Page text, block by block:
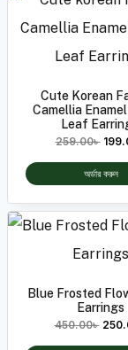
Cute Korean
Camellia
Leaf
259.00৳
অর্ডার করুন
Blue Frosted
Earrings
450.00৳